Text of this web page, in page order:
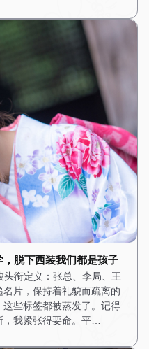
脱下西装我们都是孩子
衔定义：张总、李局、王
片，保持着礼貌而疏离的
些标签都被蒸发了。记得
我紧张得要命。平…